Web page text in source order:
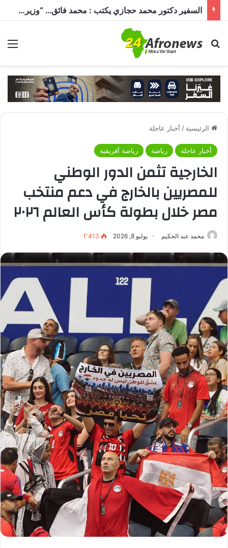
السفير دكتور محمد حجازي يكتب : محمد فائق… “وزير إفريقيا” الذي حمل رسالة القاهرة إلى القارة السمراء
بحث عن
الرئيسية / أخبار عاجلة
أخبار عاجلة رياضة رياضة أفريقية
الخارجية تثمن الدور الوطني
للمصريين بالخارج في دعم منتخب
مصر خلال بطولة كأس العالم ٢٠٢٦
محمد عبد الحكيم يوليو 8, 2026 1٬413